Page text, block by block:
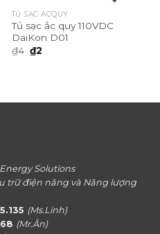
TỦ SẠC ACQUY
Tủ sạc ắc quy 110VDC
DaiKon D01
₫4 Giá
gốc
₫2Giá
Solutions
trữ điện năng và Năng lượng
(Ms.Linh)
(Mr.Ân)